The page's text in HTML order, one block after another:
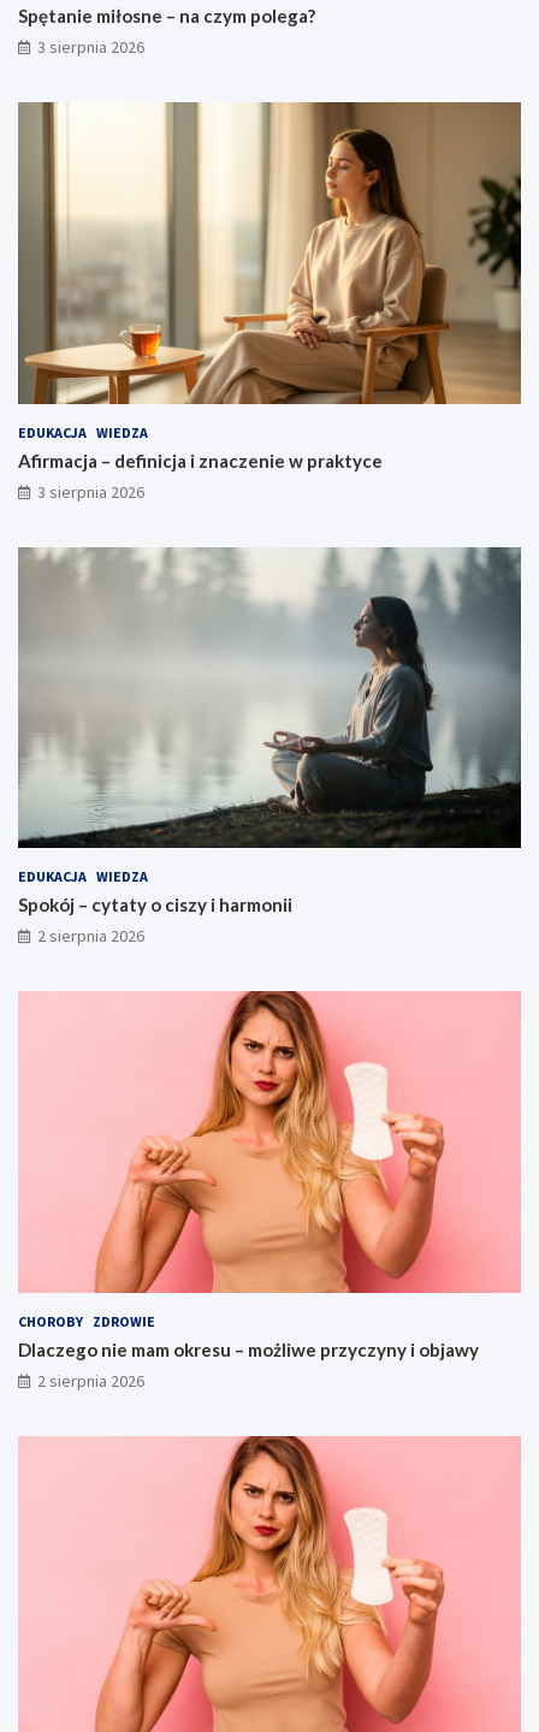
Spętanie miłosne – na czym polega?
3 sierpnia 2026
EDUKACJA WIEDZA
Afirmacja – definicja i znaczenie w praktyce
3 sierpnia 2026
EDUKACJA WIEDZA
Spokój – cytaty o ciszy i harmonii
2 sierpnia 2026
CHOROBY ZDROWIE
Dlaczego nie mam okresu – możliwe przyczyny i objawy
2 sierpnia 2026